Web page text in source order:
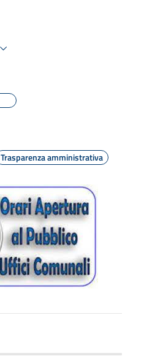
Trasparenza amministrativa